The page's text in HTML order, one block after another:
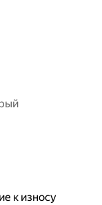
к износу